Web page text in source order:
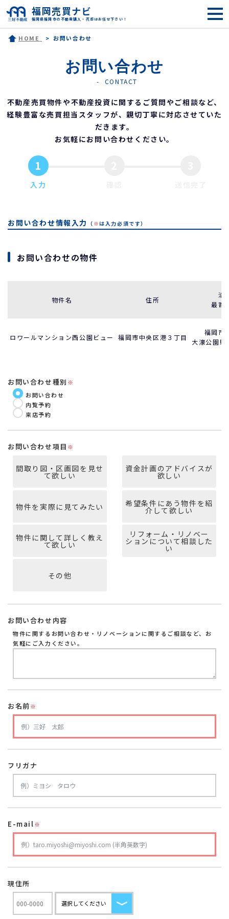
福岡県福岡市の不動産購入・売却はお任せ下さい！
福岡売買ナビ
HOME お問い合わせ
お問い合わせ
CONTACT
不動産売買物件や不動産投資に関するご質問やご相談など、
経験豊富な売買担当スタッフが、親切丁寧に対応させていた
だきます。
お気軽にお問い合わせください。
1
入力
お問い合わせ情報入力 （ ※ は入力必須です）
お問い合わせの物件
物件名 住所
沿
最寄
ロワールマンション西公園ビュー 福岡市中央区港３丁目
福岡市
大濠公園
お問い合わせ種別 ※
お問い合わせ
内覧予約
来店予約
お問い合わせ項目 ※
間取り図・区画図を見せ
て欲しい
資金計画のアドバイスが
欲しい
物件を実際に見てみたい 希望条件にあう物件を紹
介して欲しい
物件に関して詳しく教え
て欲しい
リフォーム・リノベー
ションについて相談した
い
その他
お問い合わせ内容
物件に関するお問い合わせ・リノベーションに関するご相談など、お
気軽にご入力ください。
お名前※
フリガナ
E-mail※
現住所